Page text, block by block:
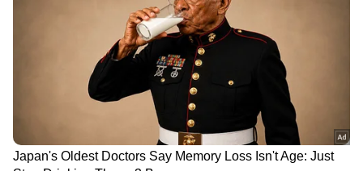
LATEST VIDEOS
യൂണിഫോമിട്ട കള്ളനോ?;
സഹപ്രവർത്തകരിൽ നിന്ന്
ലക്ഷങ്ങൾ തട്ടിയെടുത്ത
പൊലീസുകാരനെതിരെ കേസ്